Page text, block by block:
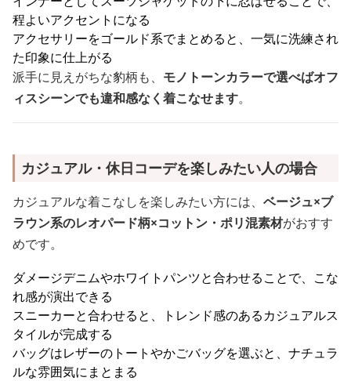
程よいアクセントになる
アクセサリーをゴールド系でまとめると、一気に洗練され
た印象に仕上がる
派手に見えがちな豹柄も、 モノトーンカラーで選べばオフ
ィスシーンでも違和感なく着こなせます。
カジュアル・休日コーデを楽しみたい人の場合
カジュアルな着こなしを楽しみたい方には、 ベージュ×ブ
ラウン系のレオパード柄×コットン・ポリ混素材がおすす
めです。
ダメージデニムやホワイトパンツと合わせることで、こな
れ感が演出できる
スニーカーと合わせると、トレンド感のあるカジュアルス
タイルが完成する
バッグはレザーのトートやかごバッグを選ぶと、ナチュラ
ルな雰囲気にまとまる